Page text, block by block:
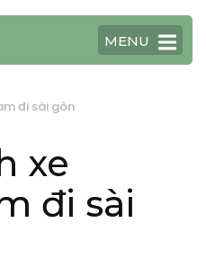
MENU
đi sài gòn
xe
đi sài